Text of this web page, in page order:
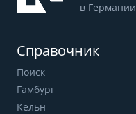
в Германии
Справочник
Поиск
Гамбург
Кёльн